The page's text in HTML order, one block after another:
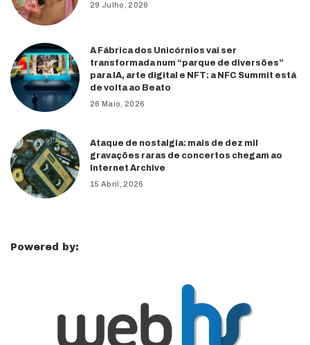
29 Julho, 2026
A Fábrica dos Unicórnios vai ser
transformada num “parque de diversões”
para IA, arte digital e NFT: a NFC Summit está
de volta ao Beato
26 Maio, 2026
Ataque de nostalgia: mais de dez mil
gravações raras de concertos chegam ao
Internet Archive
15 Abril, 2026
Powered by: